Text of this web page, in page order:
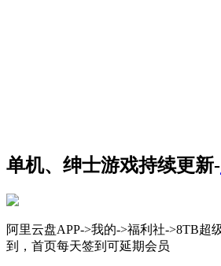
单机、绅士游戏持续更新-
阿里云盘APP->我的->福利社->8TB超
到，首页每天签到可延期会员